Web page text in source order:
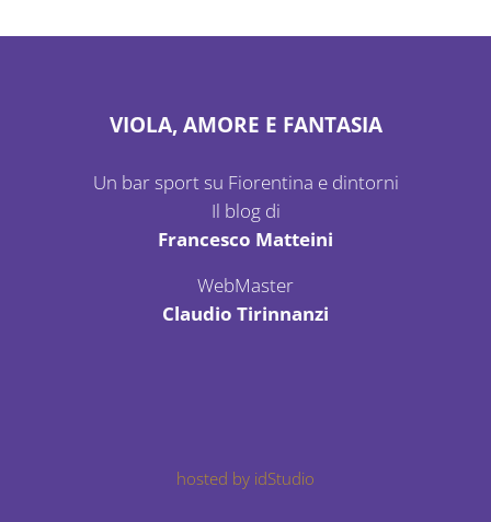
VIOLA, AMORE E FANTASIA
Un bar sport su Fiorentina e dintorni
Il blog di
Francesco Matteini
WebMaster
Claudio Tirinnanzi
hosted by idStudio